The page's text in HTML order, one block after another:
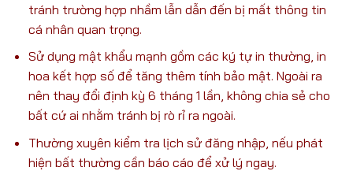
tránh trường hợp nhầm lẫn dẫn đến bị mất thông tin
cá nhân quan trọng.
Sử dụng mật khẩu mạnh gồm các ký tự in thường, in
hoa kết hợp số để tăng thêm tính bảo mật. Ngoài ra
nên thay đổi định kỳ 6 tháng 1 lần, không chia sẻ cho
bất cứ ai nhằm tránh bị rò rỉ ra ngoài.
Thường xuyên kiểm tra lịch sử đăng nhập, nếu phát
hiện bất thường cần báo cáo để xử lý ngay.